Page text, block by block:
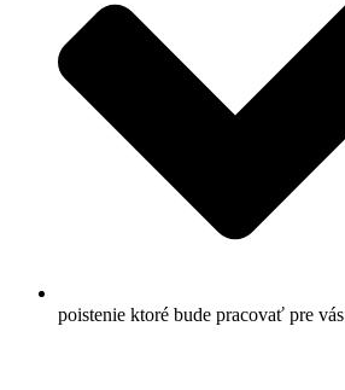
poistenie ktoré bude pracovať pre vás